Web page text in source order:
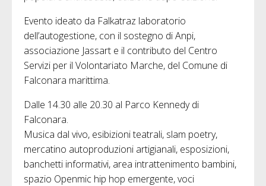
Evento ideato da Falkatraz laboratorio
dell’autogestione, con il sostegno di Anpi,
associazione Jassart e il contributo del Centro
Servizi per il Volontariato Marche, del Comune di
Falconara marittima.
Dalle 14.30 alle 20.30 al Parco Kennedy di
Falconara.
Musica dal vivo, esibizioni teatrali, slam poetry,
mercatino autoproduzioni artigianali, esposizioni,
banchetti informativi, area intrattenimento bambini,
spazio Openmic hip hop emergente, voci